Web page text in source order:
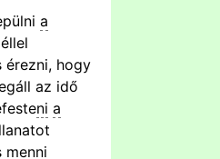
a
érezni, hogy
az idő
ni a
menni